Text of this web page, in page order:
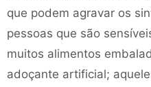
que podem agravar os
pessoas que são
muitos alimentos
adoçante artificial;